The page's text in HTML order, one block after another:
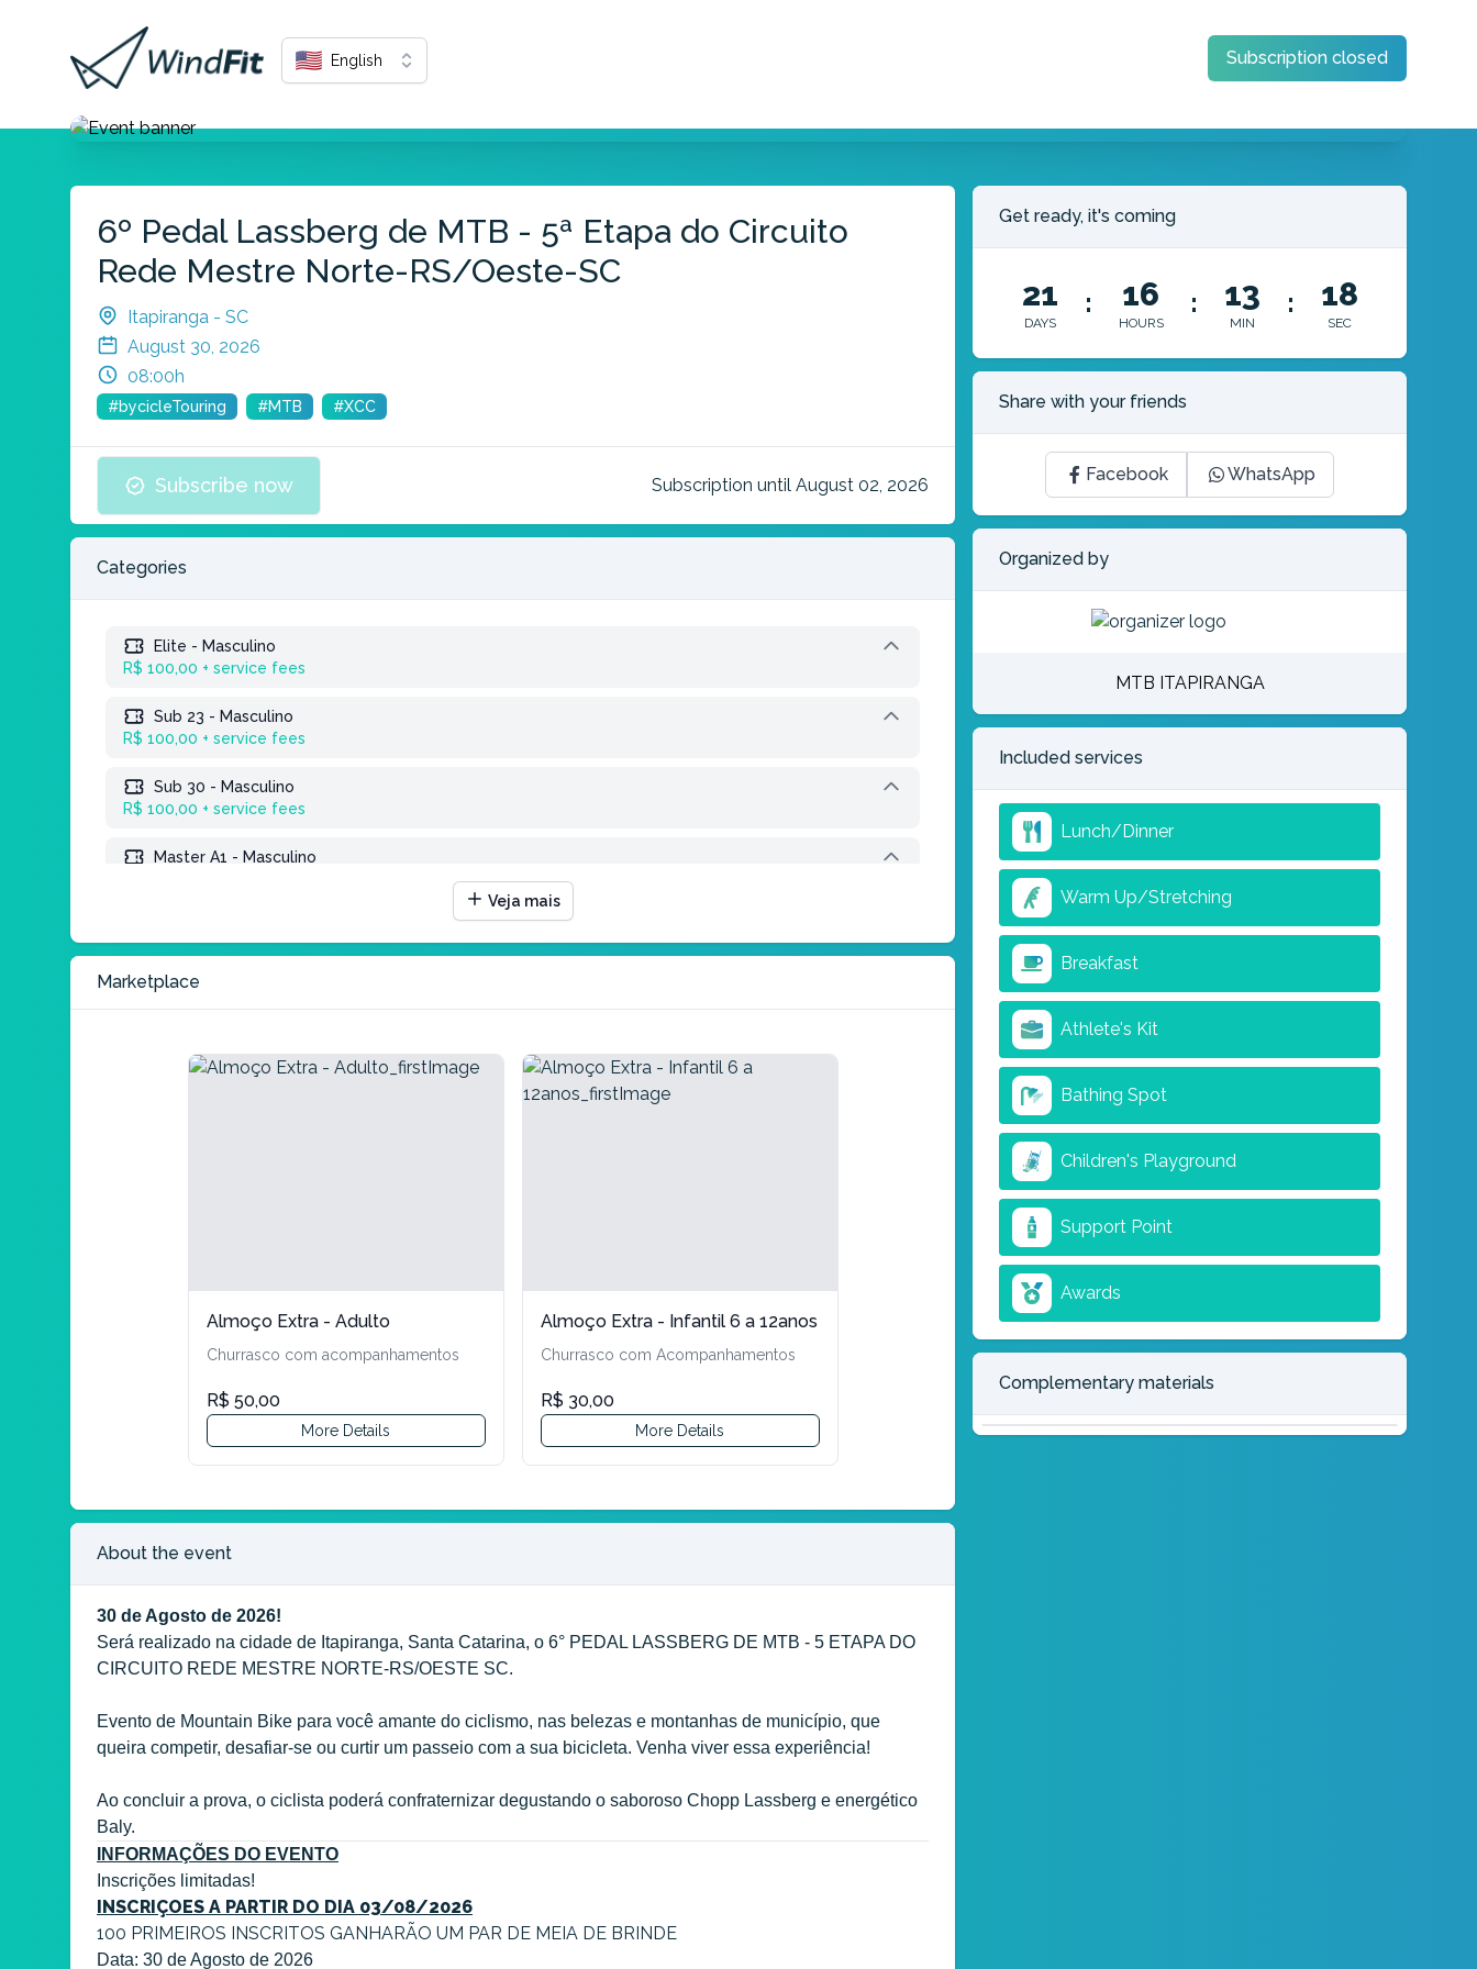
English Subscription closed
6º Pedal Lassberg de MTB - 5ª Etapa do Circuito
Rede Mestre Norte-RS/Oeste-SC
Itapiranga - SC
August 30, 2026
08:00h
#bycicleTouring #MTB #XCC
Subscribe now Subscription until August 02, 2026
Categories
Elite - Masculino
R$ 100,00 + service fees
Sub 23 - Masculino
R$ 100,00 + service fees
Sub 30 - Masculino
R$ 100,00 + service fees
Master A1 - Masculino
Master B1 - Masculino
Master B2 - Masculino
Elite - Feminino
R$ 100,00 + service fees
R$ 100,00 + service fees
Master A - Feminino
R$ 100,00 + service fees
Master B - Feminino
R$ 100,00 + service fees
R$ 100,00 + service fees
R$ 100,00 + service fees
VETERANOS
R$ 100,00 + service fees
Veja mais
Marketplace
Products
Almoço Extra - Adulto
Churrasco com acompanhamentos
R$ 50,00
More Details
Almoço Extra - Infantil 6 a 12anos
Churrasco com Acompanhamentos
R$ 30,00
More Details
About the event
30 de Agosto de 2026!
Será realizado na cidade de Itapiranga, Santa Catarina, o 6° PEDAL LASSBERG DE MTB - 5 ETAPA DO
CIRCUITO REDE MESTRE NORTE-RS/OESTE SC.
Evento de Mountain Bike para você amante do ciclismo, nas belezas e montanhas de município, que
queira competir, desafiar-se ou curtir um passeio com a sua bicicleta. Venha viver essa experiência!
Ao concluir a prova, o ciclista poderá confraternizar degustando o saboroso Chopp Lassberg e energético
Baly.
INFORMAÇÕES DO EVENTO
Inscrições limitadas!
INSCRIÇOES A PARTIR DO DIA 03/08/2026
100 PRIMEIROS INSCRITOS GANHARÃO UM PAR DE MEIA DE BRINDE
Data: 30 de Agosto de 2026
Get ready, it's coming
21
DAYS
: 16
HOURS
: 13
MIN
: 17
SEC
Share with your friends
Facebook WhatsApp
Organized by
MTB ITAPIRANGA
Included services
Lunch/Dinner
Warm Up/Stretching
Breakfast
Athlete's Kit
Bathing Spot
Children's Playground
Support Point
Awards
Complementary materials